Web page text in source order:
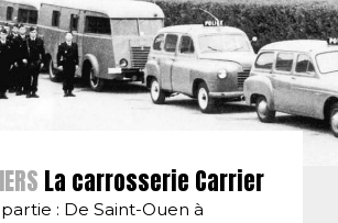
La carrosserie Carrier
: De Saint-Ouen à